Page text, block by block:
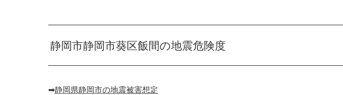
静岡市静岡市葵区飯間の地震危険度
➡︎静岡県静岡市の地震被害想定